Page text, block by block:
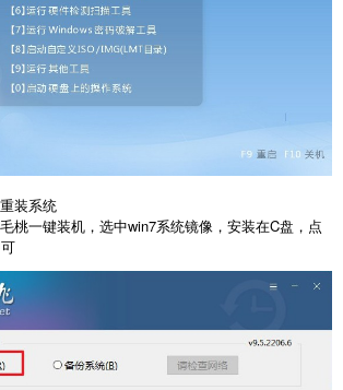
装系统
桃一键装机，选中win7系统镜像，安装在C盘，点